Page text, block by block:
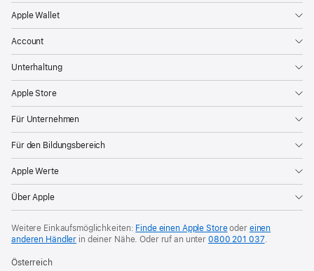
Apple Wallet
Account
Unterhaltung
Apple Store
Für Unternehmen
Für den Bildungsbereich
Apple Werte
Über Apple
Weitere Einkaufsmöglichkeiten: Finde einen Apple Storeoder einen
anderen Händler in deiner Nähe. Oder ruf an unter0800 201 037.
Österreich